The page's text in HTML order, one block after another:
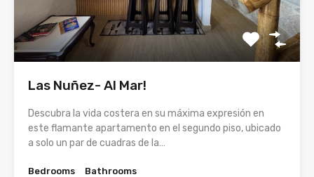
Las Nuñez- Al Mar!
Descubra la vida costera en su máxima expresión en
este flamante apartamento en el segundo piso, ubicado
a solo un par de cuadras de la…
Bedrooms
Bathrooms